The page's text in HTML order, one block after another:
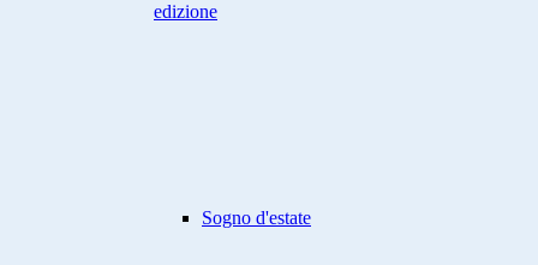
edizione
Sogno d'estate